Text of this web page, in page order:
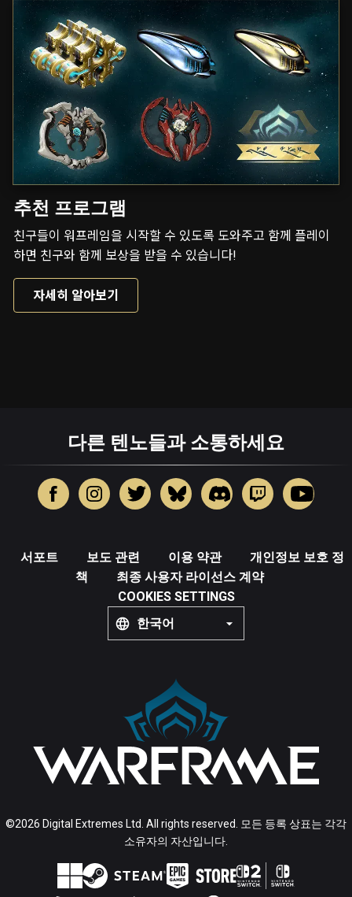
추천 프로그램
친구들이 워프레임을 시작할 수 있도록 도와주고 함께 플레이
하면 친구와 함께 보상을 받을 수 있습니다!
자세히 알아보기
다른 텐노들과 소통하세요
서포트 보도 관련 이용 약관
개인정보 보호 정
책
최종 사용자 라이선스 계약
COOKIES SETTINGS
한국어
©2026 Digital Extremes Ltd. All rights reserved. 모든 등록 상표는 각각
소유자의 자산입니다.